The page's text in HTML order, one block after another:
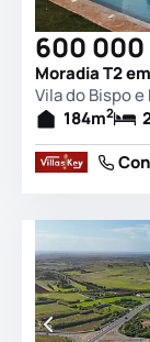
600 000
Vila do Bispo
184m2